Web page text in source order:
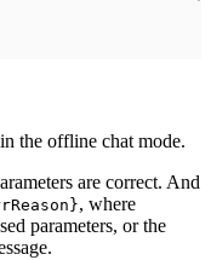
the offline chat mode.
are correct. And
, where
parameters, or the